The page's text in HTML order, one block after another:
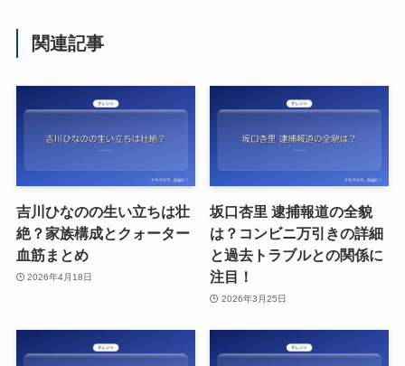
関連記事
吉川ひなのの生い立ちは壮
絶？家族構成とクォーター
血筋まとめ
2026年4月18日
坂口杏里 逮捕報道の全貌
は？コンビニ万引きの詳細
と過去トラブルとの関係に
注目！
2026年3月25日